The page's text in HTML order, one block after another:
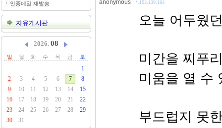
인증메일 재발송
자유게시판
2026. 08
일 월 화 수 목 금 토
1
2
3 4 5 6 7
8
9
10 11 12 13 14
15
16
17 18 19 20 21
22
23
24 25 26 27 28
29
30
31
anonymous *.153.139.193
오늘 어두웠
미간을 찌푸
미움을 열 수
부드럽지 못